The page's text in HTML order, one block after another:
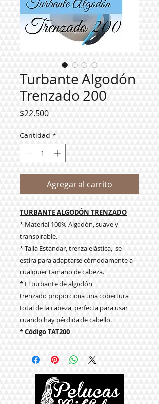
Turbante Algodón
Trenzado 200
$22.500Precio
Cantidad *
Agregar al carrito
TURBANTE ALGODÓN TRENZADO
* Material 100% Algodón, suave y
transpirable.
* Talla Estándar, trenza elástica, se
estira para adaptarse cómodamente a
cualquier tamaño de cabeza.
* El turbante de algodón
trenzado proporciona una cobertura
total de la cabeza, perfecta para usar
cuando hay pérdida de cabello.
*Código TAT200